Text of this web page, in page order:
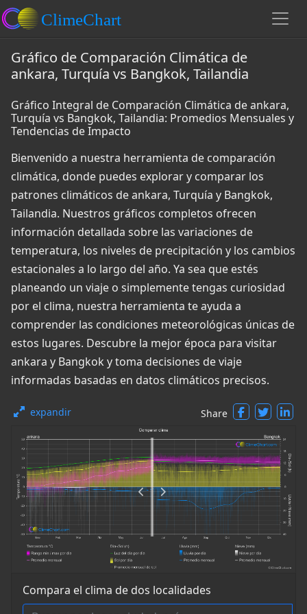
Gráfico de Comparación Climática de
ankara, Turquía vs Bangkok, Tailandia
Gráfico Integral de Comparación Climática de ankara,
Turquía vs Bangkok, Tailandia: Promedios Mensuales y
Tendencias de Impacto
Bienvenido a nuestra herramienta de comparación
climática, donde puedes explorar y comparar los
patrones climáticos de ankara, Turquía y Bangkok,
Tailandia. Nuestros gráficos completos ofrecen
información detallada sobre las variaciones de
temperatura, los niveles de precipitación y los cambios
estacionales a lo largo del año. Ya sea que estés
planeando un viaje o simplemente tengas curiosidad
por el clima, nuestra herramienta te ayuda a
comprender las condiciones meteorológicas únicas de
estos lugares. Descubre la mejor época para visitar
ankara y Bangkok y toma decisiones de viaje
informadas basadas en datos climáticos precisos.
expandir Share
Compara el clima de dos localidades